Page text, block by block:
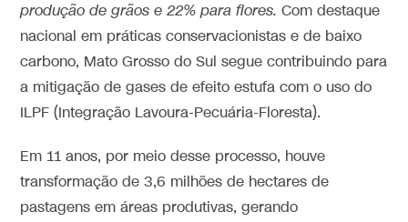
produção de grãos e 22% para flores.Com destaque
nacional em práticas conservacionistas e de baixo
carbono, Mato Grosso do Sul segue contribuindo para
a mitigação de gases de efeito estufa com o uso do
ILPF (Integração Lavoura-Pecuária-Floresta).
Em 11 anos, por meio desse processo, houve
transformação de 3,6 milhões de hectares de
pastagens em áreas produtivas, gerando